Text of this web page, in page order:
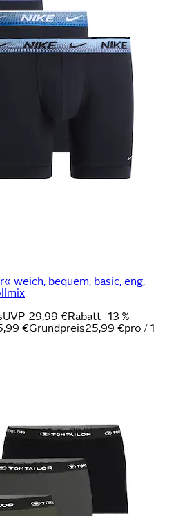
weich, bequem, basic, eng,
UVP 29,99 €Rabatt- 13 %
€Grundpreis25,99 €pro / 1